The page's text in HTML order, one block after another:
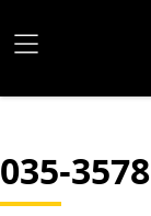
035-3578